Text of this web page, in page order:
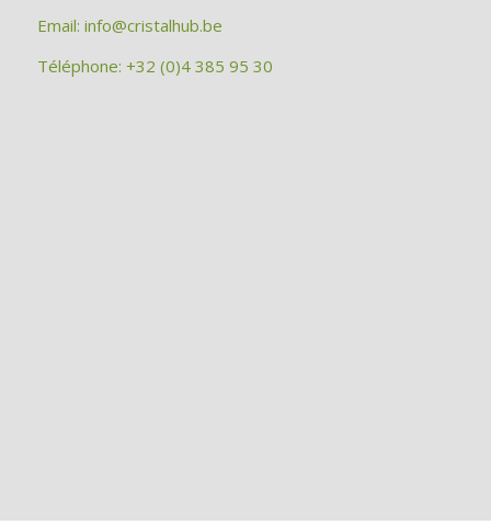
Email: info@cristalhub.be
Téléphone: +32 (0)4 385 95 30